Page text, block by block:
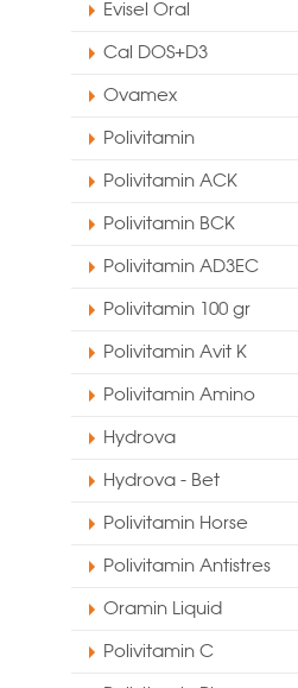
Evisel Oral
Cal DOS+D3
Ovamex
Polivitamin
Polivitamin ACK
Polivitamin BCK
Polivitamin AD3EC
Polivitamin 100 gr
Polivitamin Avit K
Polivitamin Amino
Hydrova
Hydrova - Bet
Polivitamin Horse
Polivitamin Antistres
Oramin Liquid
Polivitamin C